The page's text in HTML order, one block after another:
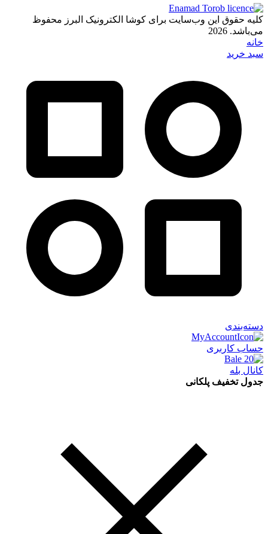
کلیه حقوق این وب‌سایت برای کوشا الکترونیک البرز محفوظ
می‌باشد. 2026
خانه
سبد خرید
دسته‌بندی
حساب کاربری
کانال بله
جدول تخفیف پلکانی